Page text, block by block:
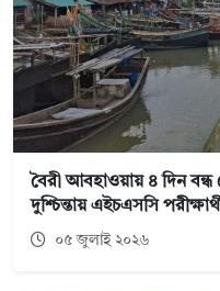
বৈরী আবহাওয়ায় ৪ দিন বন্ধ
দুশ্চিন্তায় এইচএসসি
০৫ জুলাই ২০২৬